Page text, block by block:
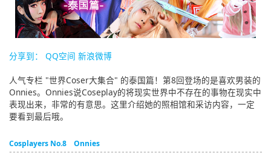
tiéng Viêt
分享到： QQ空间 新浪微博
人气专栏 "世界Coser大集合" 的泰国篇！第8回登场的是喜欢男装的
Onnies。Onnies说Coseplay的将现实世界中不存在的事物在现实中
表现出来，非常的有意思。这里介绍她的照相馆和采访内容，一定
要看到最后哦。
Cosplayers No.8 Onnies